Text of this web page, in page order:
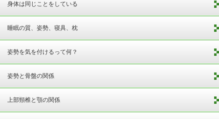
身体は同じことをしている
睡眠の質、姿勢、寝具、枕
姿勢を気を付けるって何？
姿勢と骨盤の関係
上部頸椎と顎の関係